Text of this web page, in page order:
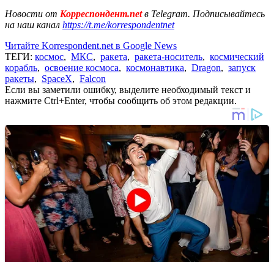
Новости от Корреспондент.netв Telegram. Подписывайтесь
на наш канал https://t.me/korrespondentnet
Читайте Korrespondent.net в Google News
ТЕГИ: космос, МКС, ракета, ракета-носитель, космический
корабль, освоение космоса, космонавтика, Dragon, запуск
ракеты, SpaceX, Falcon
Если вы заметили ошибку, выделите необходимый текст и
нажмите Ctrl+Enter, чтобы сообщить об этом редакции.